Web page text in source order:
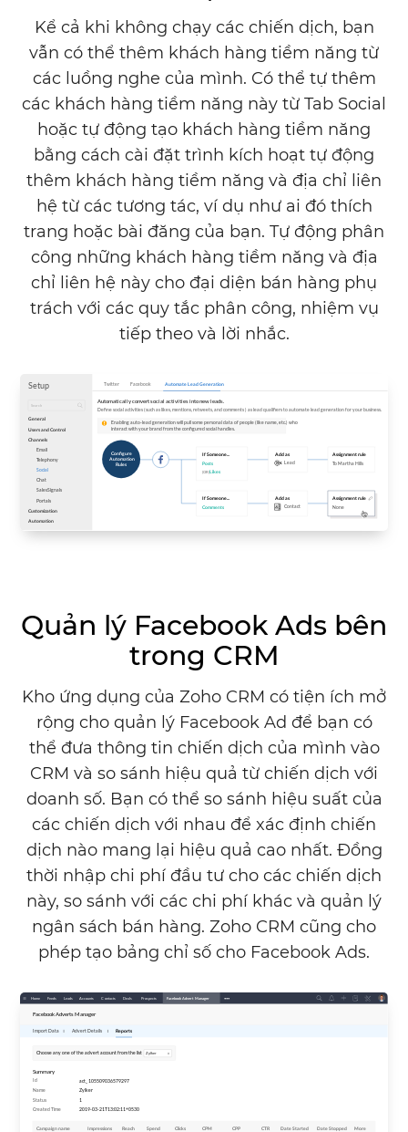
Kể cả khi không chạy các chiến dịch, bạn
vẫn có thể thêm khách hàng tiềm năng từ
các luồng nghe của mình. Có thể tự thêm
các khách hàng tiềm năng này từ Tab Social
hoặc tự động tạo khách hàng tiềm năng
bằng cách cài đặt trình kích hoạt tự động
thêm khách hàng tiềm năng và địa chỉ liên
hệ từ các tương tác, ví dụ như ai đó thích
trang hoặc bài đăng của bạn. Tự động phân
công những khách hàng tiềm năng và địa
chỉ liên hệ này cho đại diện bán hàng phụ
trách với các quy tắc phân công, nhiệm vụ
tiếp theo và lời nhắc.
Quản lý Facebook Ads bên
trong CRM
Kho ứng dụng của Zoho CRM có tiện ích mở
rộng cho quản lý Facebook Ad để bạn có
thể đưa thông tin chiến dịch của mình vào
CRM và so sánh hiệu quả từ chiến dịch với
doanh số. Bạn có thể so sánh hiệu suất của
các chiến dịch với nhau để xác định chiến
dịch nào mang lại hiệu quả cao nhất. Đồng
thời nhập chi phí đầu tư cho các chiến dịch
này, so sánh với các chi phí khác và quản lý
ngân sách bán hàng. Zoho CRM cũng cho
phép tạo bảng chỉ số cho Facebook Ads.